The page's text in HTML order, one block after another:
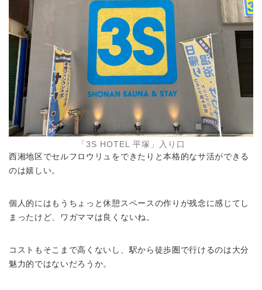
「3S HOTEL 平塚」入り口
西湘地区でセルフロウリュをできたりと本格的なサ活ができる
のは嬉しい。
個人的にはもうちょっと休憩スペースの作りが残念に感じてし
まったけど、ワガママは良くないね。
コストもそこまで高くないし、駅から徒歩圏で行けるのは大分
魅力的ではないだろうか。